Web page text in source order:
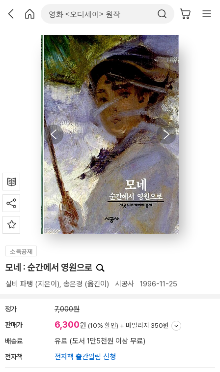
소득공제
모네 : 순간에서 영원으로
실비 파탱 (지은이), 송은경 (옮긴이) 시공사 1996-11-25
정가 7,000원
판매가 6,300원 (10% 할인) + 마일리지 350원
배송료 유료 (도서 1만5천원 이상 무료)
전자책 전자책 출간알림 신청